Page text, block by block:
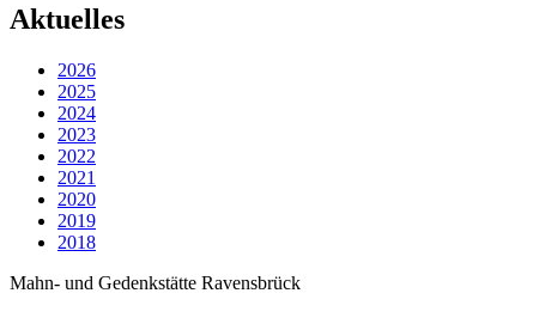
Aktuelles
2026
2025
2024
2023
2022
2021
2020
2019
2018
Mahn- und Gedenkstätte Ravensbrück